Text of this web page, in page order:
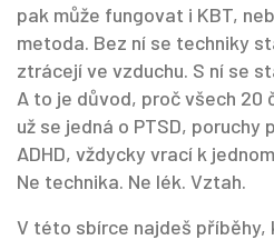
pak může fungovat i KBT,
metoda. Bez ní se techniky
ztrácejí ve vzduchu. S ní se
A to je důvod, proč všech
už se jedná o PTSD, poruchy
ADHD, vždycky vrací k
Ne technika. Ne lék. Vztah.
V této sbírce najdeš příběhy,